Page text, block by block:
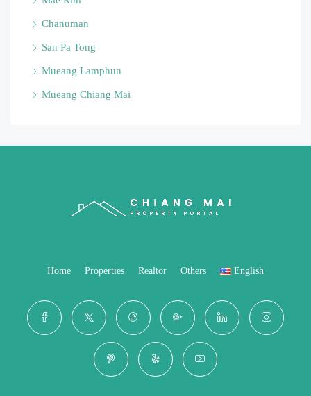
Chanuman
San Pa Tong
Mueang Lamphun
Mueang Chiang Mai
Home Properties Realtor Others English